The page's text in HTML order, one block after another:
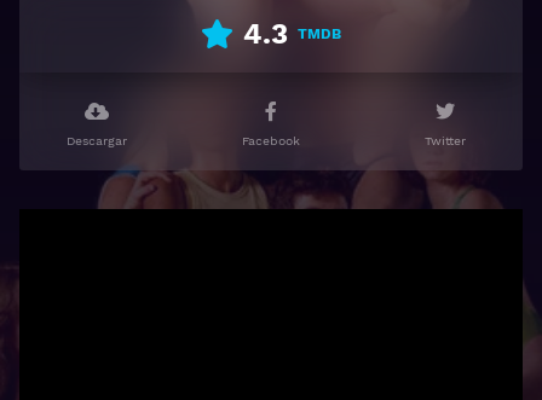
4.3 TMDB
Descargar Facebook Twitter